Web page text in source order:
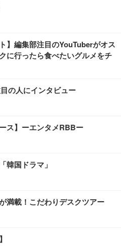
】編集部注目のYouTuberがオス
に行ったら食べたいグルメをチ
の人にインタビュー
ス】ーエンタメRBBー
韓国ドラマ」
満載！こだわりデスクツアー